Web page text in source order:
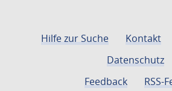
Hilfe zur Suche Kontakt
Datenschutz
Feedback
RSS-